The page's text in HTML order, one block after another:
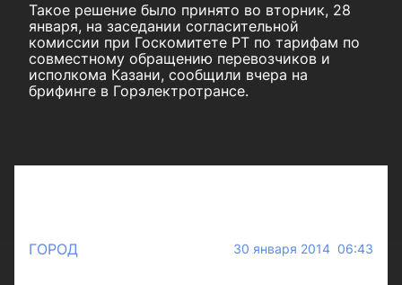
Такое решение было принято во вторник, 28
января, на заседании согласительной
комиссии при Госкомитете РТ по тарифам по
совместному обращению перевозчиков и
исполкома Казани, сообщили вчера на
брифинге в Горэлектротрансе.
ГОРОД 30 января 2014 06:43